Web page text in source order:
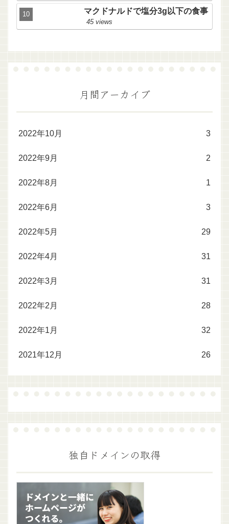
マクドナルドで塩分3g以下の食事
45 views
月間アーカイブ
2022年10月 3
2022年9月 2
2022年8月 1
2022年6月 3
2022年5月 29
2022年4月 31
2022年3月 31
2022年2月 28
2022年1月 32
2021年12月 26
独自ドメインの取得